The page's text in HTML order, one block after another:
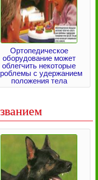
Ортопедическое
оборудование может
облегчить некоторые
с удержанием
положения тела